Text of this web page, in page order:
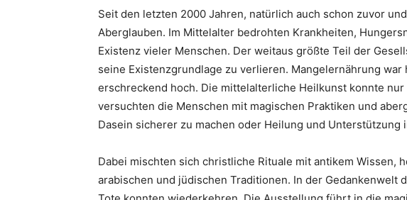
Seit den letzten 2000 Jahren, natürlich auch schon zuvor
Aberglauben. Im Mittelalter bedrohten Krankheiten,
Existenz vieler Menschen. Der weitaus größte Teil der
seine Existenzgrundlage zu verlieren. Mangelernährung
erschreckend hoch. Die mittelalterliche Heilkunst konnte
versuchten die Menschen mit magischen Praktiken und
Dasein sicherer zu machen oder Heilung und Unterstützung
Dabei mischten sich christliche Rituale mit antikem Wissen,
arabischen und jüdischen Traditionen. In der Gedankenwelt